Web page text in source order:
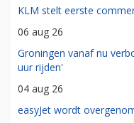
KLM stelt eerste
06 aug 26
Groningen vanaf nu
uur rijden'
04 aug 26
easyJet wordt